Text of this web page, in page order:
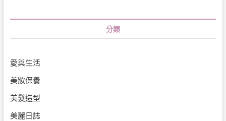
分類
愛與生活
美妝保養
美髮造型
美麗日誌